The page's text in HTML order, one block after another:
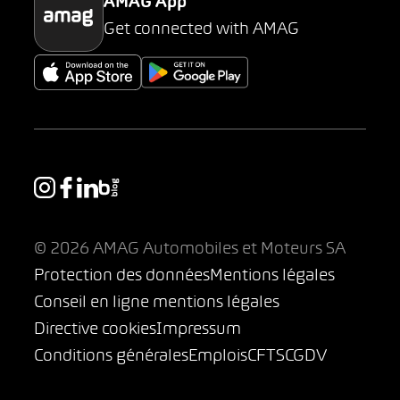
AMAG App
Get connected with AMAG
© 2026 AMAG Automobiles et Moteurs SA
Protection des donnéesMentions légales
Conseil en ligne mentions légales
Directive cookiesImpressum
Conditions généralesEmploisCFTSCGDV